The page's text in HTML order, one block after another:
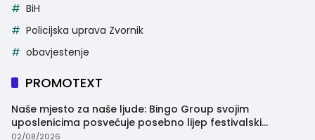
BiH
Policijska uprava Zvornik
obavjestenje
PROMOTEXT
Naše mjesto za naše ljude: Bingo Group svojim
uposlenicima posvećuje posebno lijep festivalski
trenutak
02/08/2026